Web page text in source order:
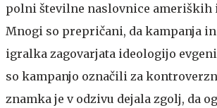
polni številne naslovnice ameriških
Mnogi so prepričani, da kampanja
igralka zagovarjata ideologijo
so kampanjo označili za
znamka je v odzivu dejala zgolj, da